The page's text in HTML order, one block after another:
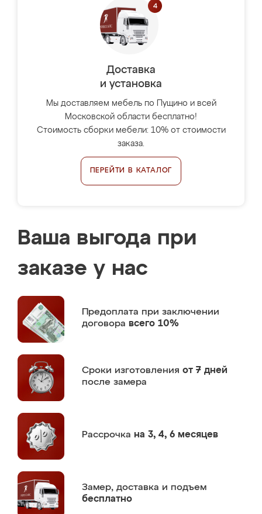
Доставка
и установка
Мы доставляем мебель по Пущино и всей
Московской области бесплатно!
Стоимость сборки мебели: 10% от стоимости
заказа.
ПЕРЕЙТИ В КАТАЛОГ
Ваша выгода при
заказе у нас
Предоплата при заключении
договора всего 10%
Сроки изготовления от 7 дней
после замера
Рассрочка на 3, 4, 6 месяцев
Замер, доставка и подъем
бесплатно